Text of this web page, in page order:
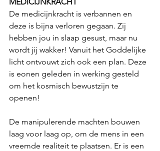
De medicijnkracht is verbannen en
deze is bijna verloren gegaan. Zij
hebben jou in slaap gesust, maar nu
wordt jij wakker! Vanuit het Goddelijke
licht ontvouwt zich ook een plan. Deze
is eonen geleden in werking gesteld
om het kosmisch bewustzijn te
openen!
De manipulerende machten bouwen
laag voor laag op, om de mens in een
vreemde realiteit te plaatsen. Er is een